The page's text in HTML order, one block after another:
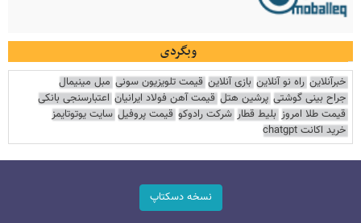
وبگردی
خبرآنلاین راه نو آنلاین بازی آنلاین قیمت تلویزیون سونی مبل مینیمال
جراح بینی گوشتی پرشین هتل قیمت آهن فولاد ایرانیان اعتبارسنجی بانکی
قیمت طلا امروز بلیط قطار شرکت رادوکو قیمت پروفیل سایت یوتوتایمز
خرید اکانت chatgpt
نسخه دسکتاپ